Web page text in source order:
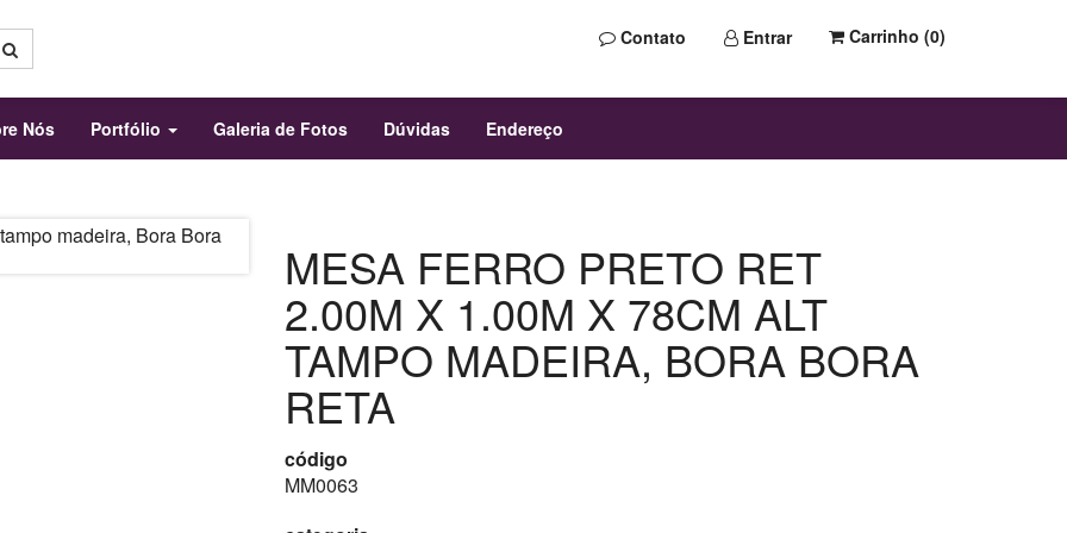
Contato Entrar Carrinho (0)
Nós Portfólio Galeria de Fotos Dúvidas Endereço
MESA FERRO PRETO RET
2.00M X 1.00M X 78CM ALT
TAMPO MADEIRA, BORA BORA
RETA
código
MM0063